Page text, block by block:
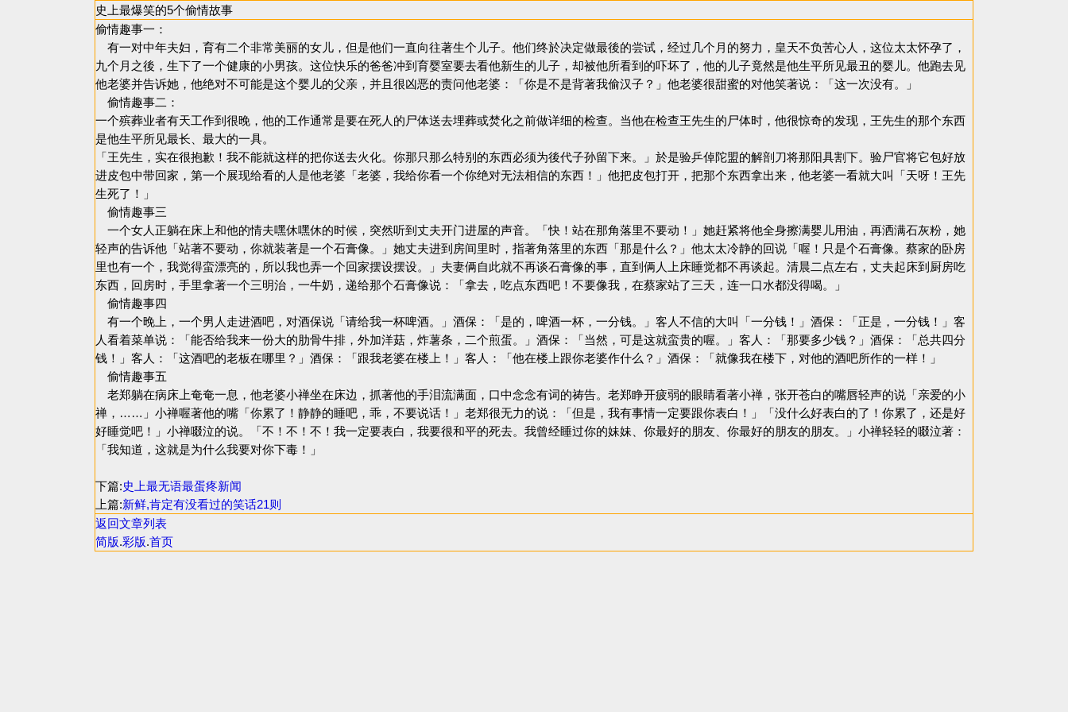
史上最爆笑的5个偷情故事
偷情趣事一：
有一对中年夫妇，育有二个非常美丽的女儿，但是他们一直向往著生个儿子。他们终於决定做最後的尝试，经过几个月的努力，皇天不负苦心人，这位太太怀孕了，
九个月之後，生下了一个健康的小男孩。这位快乐的爸爸冲到育婴室要去看他新生的儿子，却被他所看到的吓坏了，他的儿子竟然是他生平所见最丑的婴儿。他跑去见
他老婆并告诉她，他绝对不可能是这个婴儿的父亲，并且很凶恶的责问他老婆：「你是不是背著我偷汉子？」他老婆很甜蜜的对他笑著说：「这一次没有。」
偷情趣事二：
一个殡葬业者有天工作到很晚，他的工作通常是要在死人的尸体送去埋葬或焚化之前做详细的检查。当他在检查王先生的尸体时，他很惊奇的发现，王先生的那个东西
是他生平所见最长、最大的一具。
「王先生，实在很抱歉！我不能就这样的把你送去火化。你那只那么特别的东西必须为後代子孙留下来。」於是验乒倬陀盟的解剖刀将那阳具割下。验尸官将它包好放
进皮包中带回家，第一个展现给看的人是他老婆「老婆，我给你看一个你绝对无法相信的东西！」他把皮包打开，把那个东西拿出来，他老婆一看就大叫「天呀！王先
生死了！」
偷情趣事三
一个女人正躺在床上和他的情夫嘿休嘿休的时候，突然听到丈夫开门进屋的声音。「快！站在那角落里不要动！」她赶紧将他全身擦满婴儿用油，再洒满石灰粉，她
轻声的告诉他「站著不要动，你就装著是一个石膏像。」她丈夫进到房间里时，指著角落里的东西「那是什么？」他太太冷静的回说「喔！只是个石膏像。蔡家的卧房
里也有一个，我觉得蛮漂亮的，所以我也弄一个回家摆设摆设。」夫妻俩自此就不再谈石膏像的事，直到俩人上床睡觉都不再谈起。清晨二点左右，丈夫起床到厨房吃
东西，回房时，手里拿著一个三明治，一牛奶，递给那个石膏像说：「拿去，吃点东西吧！不要像我，在蔡家站了三天，连一口水都没得喝。」
偷情趣事四
有一个晚上，一个男人走进酒吧，对酒保说「请给我一杯啤酒。」酒保：「是的，啤酒一杯，一分钱。」客人不信的大叫「一分钱！」酒保：「正是，一分钱！」客
人看着菜单说：「能否给我来一份大的肋骨牛排，外加洋菇，炸薯条，二个煎蛋。」酒保：「当然，可是这就蛮贵的喔。」客人：「那要多少钱？」酒保：「总共四分
钱！」客人：「这酒吧的老板在哪里？」酒保：「跟我老婆在楼上！」客人：「他在楼上跟你老婆作什么？」酒保：「就像我在楼下，对他的酒吧所作的一样！」
偷情趣事五
老郑躺在病床上奄奄一息，他老婆小禅坐在床边，抓著他的手泪流满面，口中念念有词的祷告。老郑睁开疲弱的眼睛看著小禅，张开苍白的嘴唇轻声的说「亲爱的小
禅，……」小禅喔著他的嘴「你累了！静静的睡吧，乖，不要说话！」老郑很无力的说：「但是，我有事情一定要跟你表白！」「没什么好表白的了！你累了，还是好
好睡觉吧！」小禅啜泣的说。「不！不！不！我一定要表白，我要很和平的死去。我曾经睡过你的妹妹、你最好的朋友、你最好的朋友的朋友。」小禅轻轻的啜泣著：
「我知道，这就是为什么我要对你下毒！」
下篇:史上最无语最蛋疼新闻
上篇:新鲜,肯定有没看过的笑话21则
返回文章列表
简版.彩版.首页